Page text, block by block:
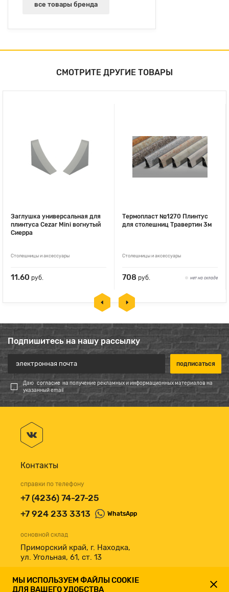
все товары бренда
СМОТРИТЕ ДРУГИЕ ТОВАРЫ
Заглушка универсальная для
плинтуса Cezar Mini вогнутый
Сиерра
Столешницы и аксессуары
11.60 руб.
Термопласт №1270 Плинтус
для столешниц Травертин 3м
Столешницы и аксессуары
708 руб. нет на складе
Подпишитесь на нашу рассылку
Даю согласие на получение рекламных и информационных материалов на
указанный email
Контакты
справки по телефону
+7 (4236) 74-27-25
+7 924 233 3313
WhatsApp
основной склад
Приморский край, г. Находка,
ул. Угольная, 61, ст. 13
принимаем к оплате
МЫ ИСПОЛЬЗУЕМ ФАЙЛЫ COOKIE
ДЛЯ ВАШЕГО УДОБСТВА